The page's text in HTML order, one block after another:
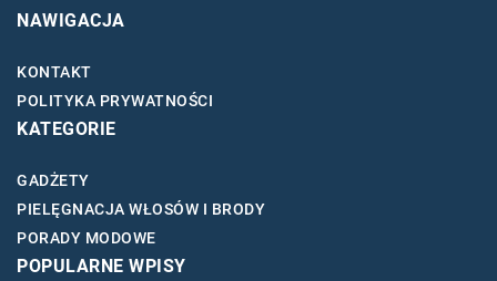
NAWIGACJA
KONTAKT
POLITYKA PRYWATNOŚCI
KATEGORIE
GADŻETY
PIELĘGNACJA WŁOSÓW I BRODY
PORADY MODOWE
POPULARNE WPISY